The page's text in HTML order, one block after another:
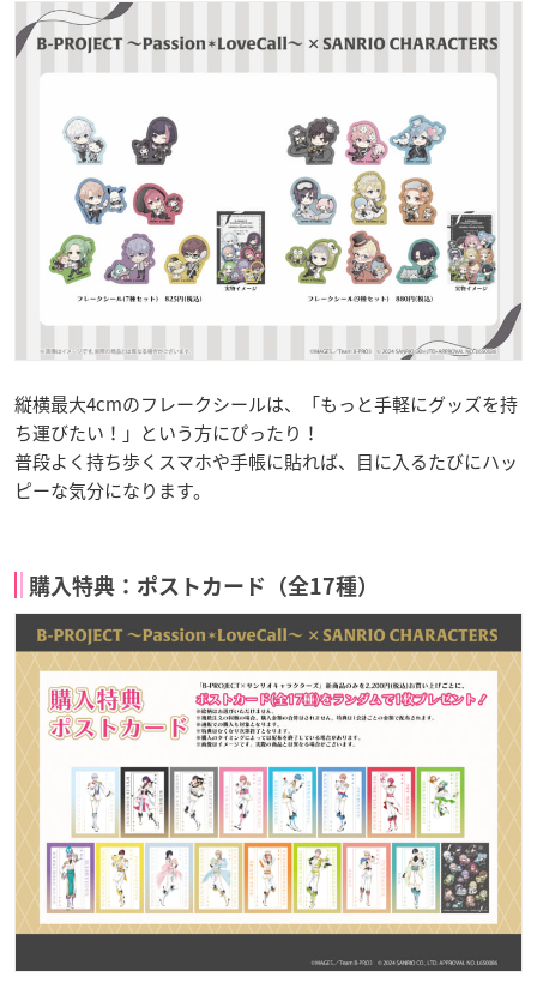
縦横最大4cmのフレークシールは、「もっと手軽にグッズを持
ち運びたい！」という方にぴったり！
普段よく持ち歩くスマホや手帳に貼れば、目に入るたびにハッ
ピーな気分になります。
購入特典：ポストカード（全17種）